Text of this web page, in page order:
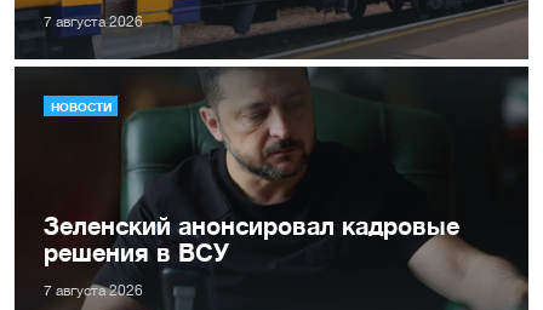
7 августа 2026
НОВОСТИ
Зеленский анонсировал кадровые
решения в ВСУ
7 августа 2026